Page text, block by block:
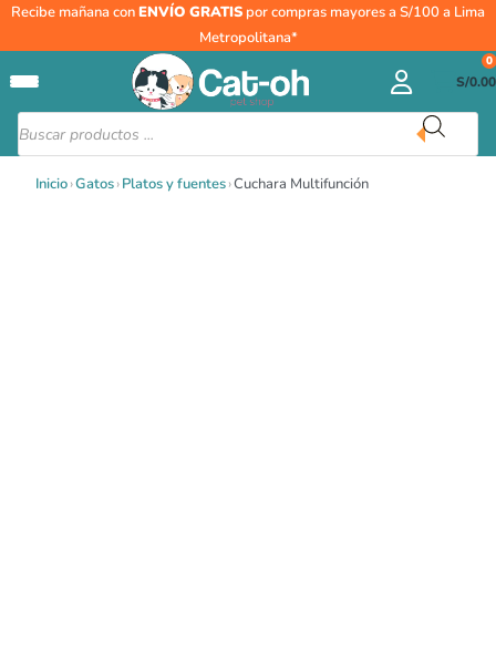
Recibe mañana conENVÍO GRATIS por compras mayores a S/100 a Lima
Metropolitana*
Búsqueda
de
productos
S/0.00
0
Inicio›Gatos›Platos y fuentes›Cuchara Multifunción
Cuchara